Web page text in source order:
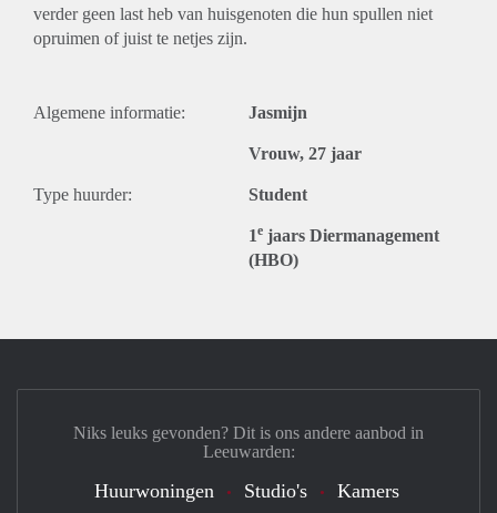
verder geen last heb van huisgenoten die hun spullen niet
opruimen of juist te netjes zijn.
Algemene informatie: Jasmijn
Vrouw, 27 jaar
Type huurder: Student
1e jaars Diermanagement
(HBO)
Niks leuks gevonden? Dit is ons andere aanbod in
Leeuwarden:
Huurwoningen Studio's Kamers